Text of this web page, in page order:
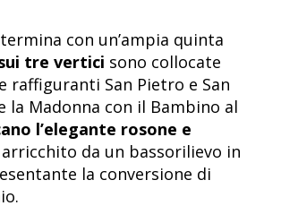
con un’ampia quinta
tre vertici sono collocate
raffiguranti San Pietro e San
la Madonna con il Bambino al
l’elegante rosone e
da un bassorilievo in
la conversione di